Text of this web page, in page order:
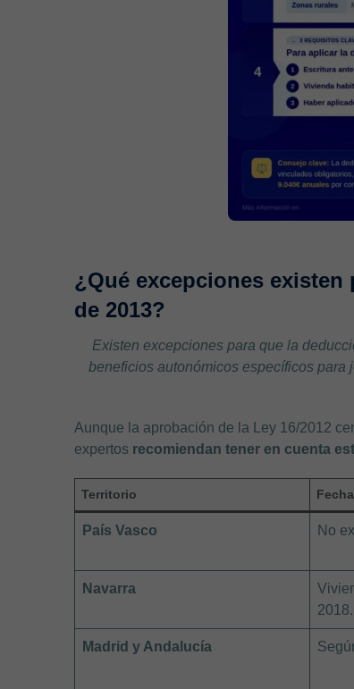
¿Qué excepciones
de 2013?
Existen excepciones para que la
beneficios autonómicos específicos para
Aunque la aprobación de la Ley 16/2012
expertos recomiendan tener en cuenta
Territorio Fecha
País Vasco No
Navarra
2018.
Madrid y Andalucía